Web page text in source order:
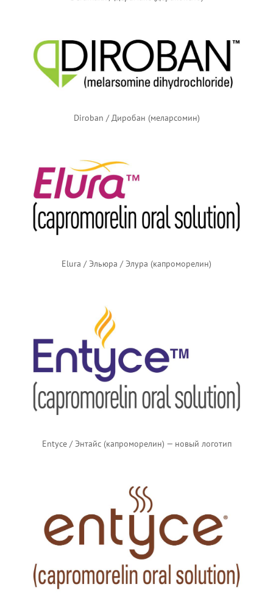
Diroban / Диробан (меларсомин)
Elura / Эльюра / Элура (капроморелин)
Entyce / Энтайс (капроморелин) — новый логотип